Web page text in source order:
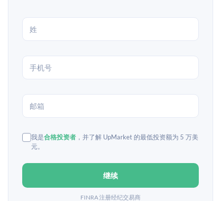
我是合格投资者 ，并了解 UpMarket 的最低投资额为 5 万美
元。
继续
FINRA 注册经纪交易商